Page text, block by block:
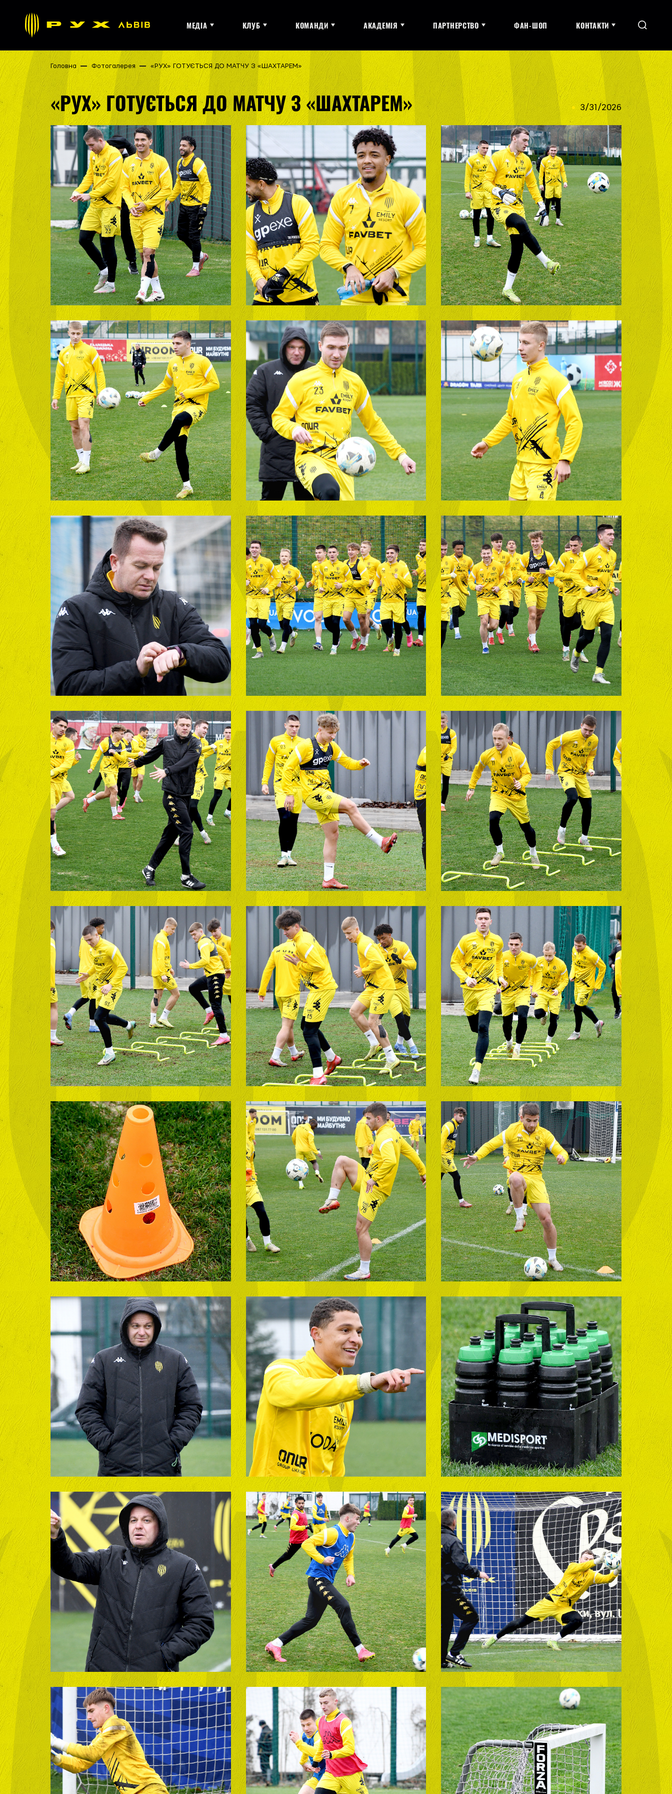
МЕДІА КЛУБ КОМАНДИ АКАДЕМІЯ ПАРТНЕРСТВО ФАН-ШОП КОНТАКТИ
Головна Фотогалерея «РУХ» ГОТУЄТЬСЯ ДО МАТЧУ З «ШАХТАРЕМ»
«РУХ» ГОТУЄТЬСЯ ДО МАТЧУ З «ШАХТАРЕМ» 3/31/2026